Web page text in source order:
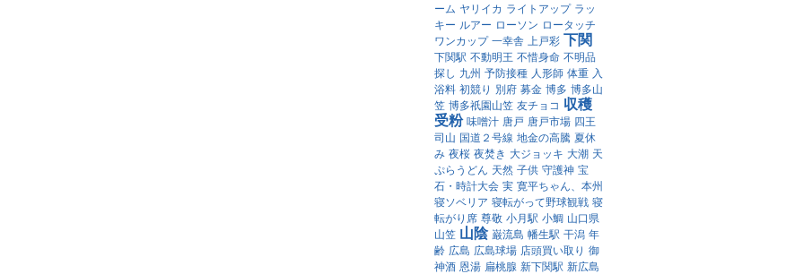
ーム ヤリイカ ライトアップ ラッ
キー ルアー ローソン ロータッチ
ワンカップ 一幸舎 上戸彩 下関
下関駅 不動明王 不惜身命 不明品
探し 九州 予防接種 人形師 体重 入
浴料 初競り 別府 募金 博多 博多山
笠 博多祇園山笠 友チョコ 収穫
受粉 味噌汁 唐戸 唐戸市場 四王
司山 国道２号線 地金の高騰 夏休
み 夜桜 夜焚き 大ジョッキ 大潮 天
ぷらうどん 天然 子供 守護神 宝
石・時計大会 実 寛平ちゃん、本州
寝ソベリア 寝転がって野球観戦 寝
転がり席 尊敬 小月駅 小鯛 山口県
山笠 山陰 巌流島 幡生駅 干潟 年
齢 広島 広島球場 店頭買い取り 御
神酒 恩湯 扁桃腺 新下関駅 新広島